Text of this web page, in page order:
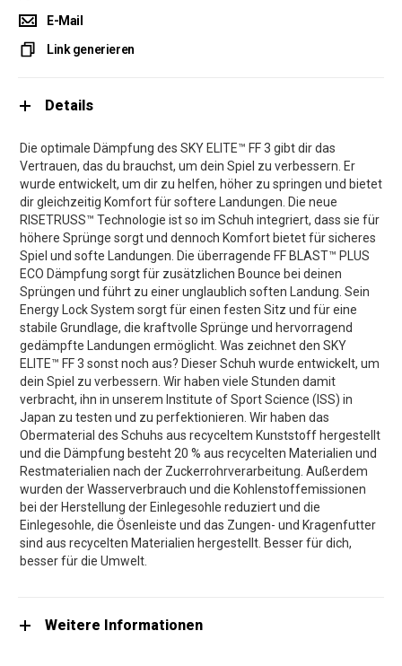
E-Mail
Link generieren
Details
Die optimale Dämpfung des SKY ELITE™ FF 3 gibt dir das
Vertrauen, das du brauchst, um dein Spiel zu verbessern. Er
wurde entwickelt, um dir zu helfen, höher zu springen und bietet
dir gleichzeitig Komfort für softere Landungen. Die neue
RISETRUSS™ Technologie ist so im Schuh integriert, dass sie für
höhere Sprünge sorgt und dennoch Komfort bietet für sicheres
Spiel und softe Landungen. Die überragende FF BLAST™ PLUS
ECO Dämpfung sorgt für zusätzlichen Bounce bei deinen
Sprüngen und führt zu einer unglaublich soften Landung. Sein
Energy Lock System sorgt für einen festen Sitz und für eine
stabile Grundlage, die kraftvolle Sprünge und hervorragend
gedämpfte Landungen ermöglicht. Was zeichnet den SKY
ELITE™ FF 3 sonst noch aus? Dieser Schuh wurde entwickelt, um
dein Spiel zu verbessern. Wir haben viele Stunden damit
verbracht, ihn in unserem Institute of Sport Science (ISS) in
Japan zu testen und zu perfektionieren. Wir haben das
Obermaterial des Schuhs aus recyceltem Kunststoff hergestellt
und die Dämpfung besteht 20 % aus recycelten Materialien und
Restmaterialien nach der Zuckerrohrverarbeitung. Außerdem
wurden der Wasserverbrauch und die Kohlenstoffemissionen
bei der Herstellung der Einlegesohle reduziert und die
Einlegesohle, die Ösenleiste und das Zungen- und Kragenfutter
sind aus recycelten Materialien hergestellt. Besser für dich,
besser für die Umwelt.
Weitere Informationen